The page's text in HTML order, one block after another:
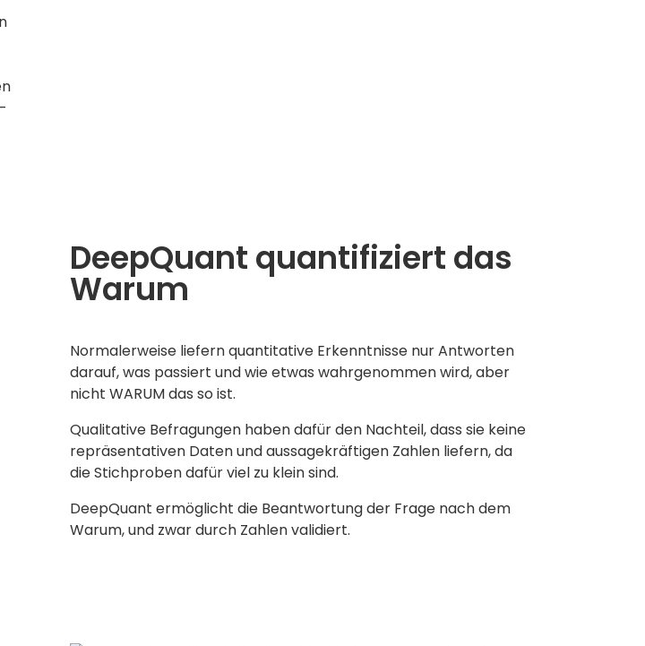
DeepQuant quantifiziert das
Warum
Normalerweise liefern quantitative Erkenntnisse nur Antworten
darauf, was passiert und wie etwas wahrgenommen wird, aber
nicht WARUM das so ist.
Qualitative Befragungen haben dafür den Nachteil, dass sie keine
repräsentativen Daten und aussagekräftigen Zahlen liefern, da
die Stichproben dafür viel zu klein sind.
DeepQuant ermöglicht die Beantwortung der Frage nach dem
Warum, und zwar durch Zahlen validiert.